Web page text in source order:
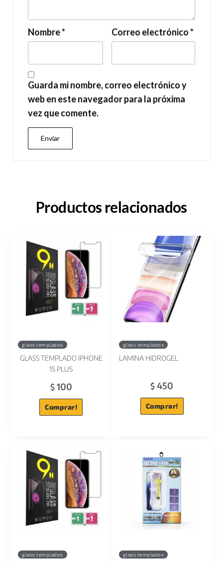
Nombre* Correo electrónico*
Guarda mi nombre, correo electrónico y
web en este navegador para la próxima
vez que comente.
Productos relacionados
glass templados
GLASS TEMPLADO IPHONE
15 PLUS
$100
Comprar!
glass templados
LAMINA HIDROGEL
$ 450
Comprar!
glass templados glass templados